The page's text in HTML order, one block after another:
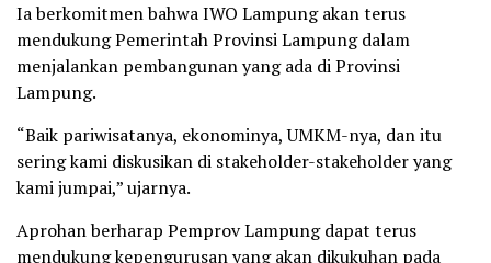
Ia berkomitmen bahwa IWO Lampung akan terus
mendukung Pemerintah Provinsi Lampung dalam
menjalankan pembangunan yang ada di Provinsi
Lampung.
“Baik pariwisatanya, ekonominya, UMKM-nya, dan itu
sering kami diskusikan di stakeholder-stakeholder yang
kami jumpai,” ujarnya.
Aprohan berharap Pemprov Lampung dapat terus
mendukung kepengurusan yang akan dikukuhan pada